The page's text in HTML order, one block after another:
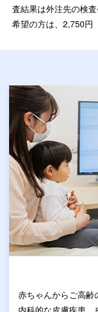
査結果は外注先の検
希望の方は、2,750円
赤ちゃんからご高